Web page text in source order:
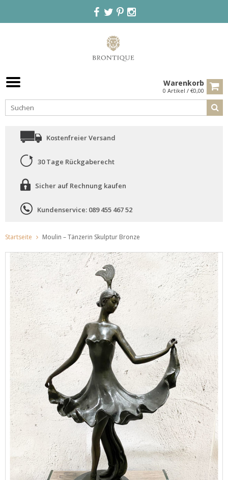
Warenkorb
0 Artikel / €0,00
Kostenfreier Versand
30 Tage Rückgaberecht
Sicher auf Rechnung kaufen
Kundenservice: 089 455 467 52
Startseite Moulin – Tänzerin Skulptur Bronze